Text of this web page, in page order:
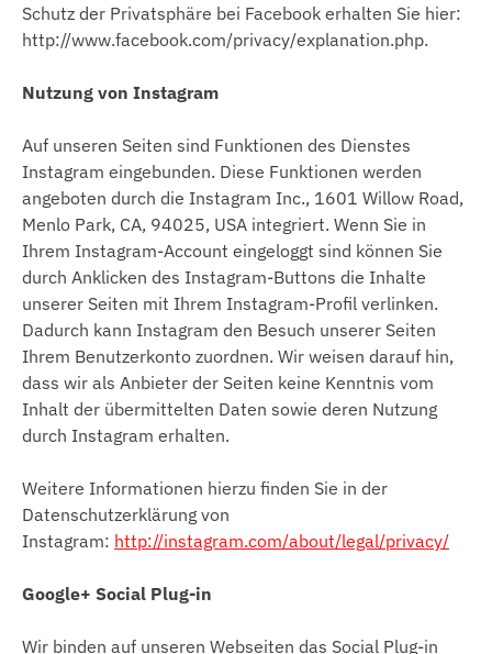
Schutz der Privatsphäre bei Facebook erhalten Sie hier:
http://www.facebook.com/privacy/explanation.php.
Nutzung von Instagram
Auf unseren Seiten sind Funktionen des Dienstes
Instagram eingebunden. Diese Funktionen werden
angeboten durch die Instagram Inc., 1601 Willow Road,
Menlo Park, CA, 94025, USA integriert. Wenn Sie in
Ihrem Instagram-Account eingeloggt sind können Sie
durch Anklicken des Instagram-Buttons die Inhalte
unserer Seiten mit Ihrem Instagram-Profil verlinken.
Dadurch kann Instagram den Besuch unserer Seiten
Ihrem Benutzerkonto zuordnen. Wir weisen darauf hin,
dass wir als Anbieter der Seiten keine Kenntnis vom
Inhalt der übermittelten Daten sowie deren Nutzung
durch Instagram erhalten.
Weitere Informationen hierzu finden Sie in der
Datenschutzerklärung von
Instagram: http://instagram.com/about/legal/privacy/
Google+ Social Plug-in
Wir binden auf unseren Webseiten das Social Plug-in